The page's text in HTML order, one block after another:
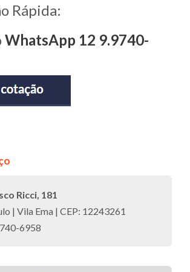
Rápida:
WhatsApp 12 9.9740-
Ricci, 181
| Vila Ema | CEP: 12243261
6958